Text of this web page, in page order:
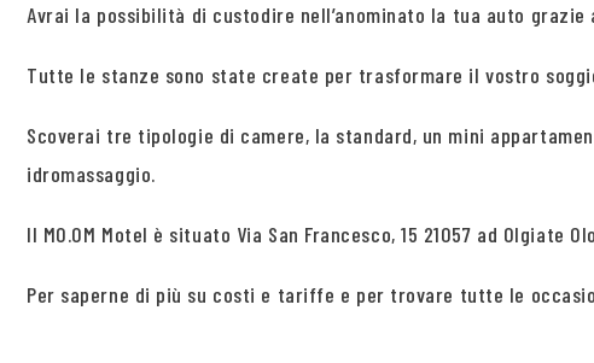
Avrai la possibilità di custodire nell’anominato la tua auto
Tutte le stanze sono state create per trasformare il vostro
Scoverai tre tipologie di camere, la standard, un mini
idromassaggio.
Il MO.OM Motel è situato Via San Francesco, 15 21057 ad Olgiate
Per saperne di più su costi e tariffe e per trovare tutte le